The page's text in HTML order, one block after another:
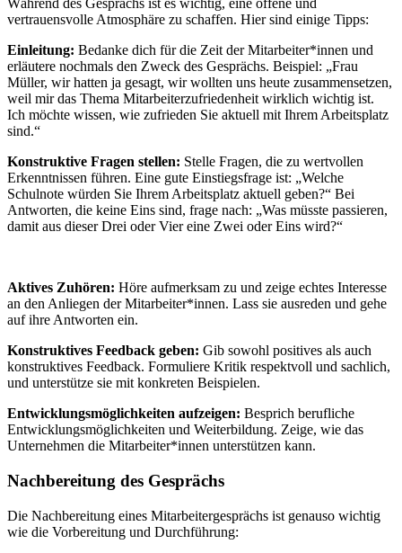
Während des Gesprächs ist es wichtig, eine offene und
vertrauensvolle Atmosphäre zu schaffen. Hier sind einige Tipps:
Einleitung: Bedanke dich für die Zeit der Mitarbeiter*innen und
erläutere nochmals den Zweck des Gesprächs. Beispiel: „Frau
Müller, wir hatten ja gesagt, wir wollten uns heute zusammensetzen,
weil mir das Thema Mitarbeiterzufriedenheit wirklich wichtig ist.
Ich möchte wissen, wie zufrieden Sie aktuell mit Ihrem Arbeitsplatz
sind.“
Konstruktive Fragen stellen: Stelle Fragen, die zu wertvollen
Erkenntnissen führen. Eine gute Einstiegsfrage ist: „Welche
Schulnote würden Sie Ihrem Arbeitsplatz aktuell geben?“ Bei
Antworten, die keine Eins sind, frage nach: „Was müsste passieren,
damit aus dieser Drei oder Vier eine Zwei oder Eins wird?“
Aktives Zuhören: Höre aufmerksam zu und zeige echtes Interesse
an den Anliegen der Mitarbeiter*innen. Lass sie ausreden und gehe
auf ihre Antworten ein.
Konstruktives Feedback geben: Gib sowohl positives als auch
konstruktives Feedback. Formuliere Kritik respektvoll und sachlich,
und unterstütze sie mit konkreten Beispielen.
Entwicklungsmöglichkeiten aufzeigen: Besprich berufliche
Entwicklungsmöglichkeiten und Weiterbildung. Zeige, wie das
Unternehmen die Mitarbeiter*innen unterstützen kann.
Nachbereitung des Gesprächs
Die Nachbereitung eines Mitarbeitergesprächs ist genauso wichtig
wie die Vorbereitung und Durchführung: